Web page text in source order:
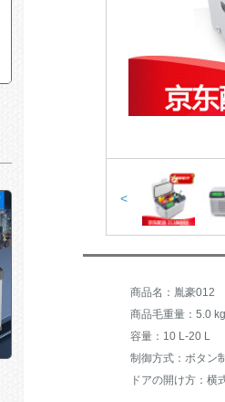
<
商品名：胤豪012
商品毛重量：5.0 kg
容量：10 L-20 L
制御方式：ボタン
ドアの開け方：横